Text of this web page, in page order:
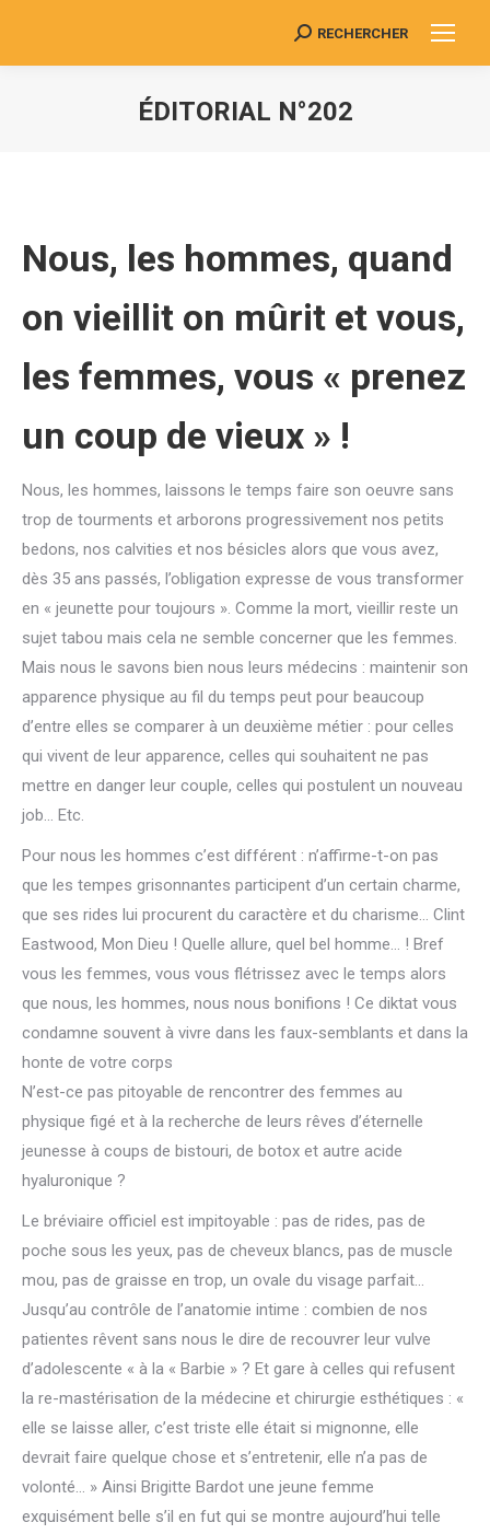
Search:
RECHERCHER
ÉDITORIAL N°202
Nous, les hommes, quand
on vieillit on mûrit et vous,
les femmes, vous « prenez
un coup de vieux » !
Nous, les hommes, laissons le temps faire son oeuvre sans
trop de tourments et arborons progressivement nos petits
bedons, nos calvities et nos bésicles alors que vous avez,
dès 35 ans passés, l’obligation expresse de vous transformer
en « jeunette pour toujours ». Comme la mort, vieillir reste un
sujet tabou mais cela ne semble concerner que les femmes.
Mais nous le savons bien nous leurs médecins : maintenir son
apparence physique au fil du temps peut pour beaucoup
d’entre elles se comparer à un deuxième métier : pour celles
qui vivent de leur apparence, celles qui souhaitent ne pas
mettre en danger leur couple, celles qui postulent un nouveau
job… Etc.
Pour nous les hommes c’est différent : n’affirme-t-on pas
que les tempes grisonnantes participent d’un certain charme,
que ses rides lui procurent du caractère et du charisme… Clint
Eastwood, Mon Dieu ! Quelle allure, quel bel homme… ! Bref
vous les femmes, vous vous flétrissez avec le temps alors
que nous, les hommes, nous nous bonifions ! Ce diktat vous
condamne souvent à vivre dans les faux-semblants et dans la
honte de votre corps
N’est-ce pas pitoyable de rencontrer des femmes au
physique figé et à la recherche de leurs rêves d’éternelle
jeunesse à coups de bistouri, de botox et autre acide
hyaluronique ?
Le bréviaire officiel est impitoyable : pas de rides, pas de
poche sous les yeux, pas de cheveux blancs, pas de muscle
mou, pas de graisse en trop, un ovale du visage parfait…
Jusqu’au contrôle de l’anatomie intime : combien de nos
patientes rêvent sans nous le dire de recouvrer leur vulve
d’adolescente « à la « Barbie » ? Et gare à celles qui refusent
la re-mastérisation de la médecine et chirurgie esthétiques : «
elle se laisse aller, c’est triste elle était si mignonne, elle
devrait faire quelque chose et s’entretenir, elle n’a pas de
volonté… » Ainsi Brigitte Bardot une jeune femme
exquisément belle s’il en fut qui se montre aujourd’hui telle